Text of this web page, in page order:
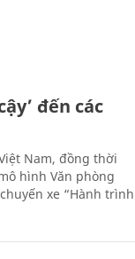
đến các
Nam, đồng thời
hình Văn phòng
xe “Hành trình